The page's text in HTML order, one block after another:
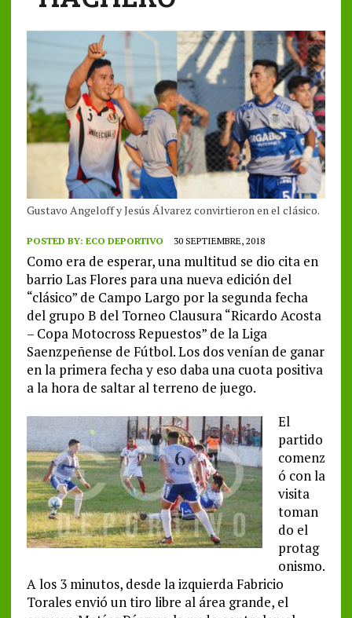
Gustavo Angeloff y Jesús Álvarez convirtieron en el clásico.
POSTED BY: ECO DEPORTIVO 30 SEPTIEMBRE, 2018
Como era de esperar, una multitud se dio cita en
barrio Las Flores para una nueva edición del
“clásico” de Campo Largo por la segunda fecha
del grupo B del Torneo Clausura “Ricardo Acosta
– Copa Motocross Repuestos” de la Liga
Saenzpeñense de Fútbol. Los dos venían de ganar
en la primera fecha y eso daba una cuota positiva
a la hora de saltar al terreno de juego.
El
partido
comenz
ó con la
visita
toman
do el
protag
onismo.
A los 3 minutos, desde la izquierda Fabricio
Torales envió un tiro libre al área grande, el